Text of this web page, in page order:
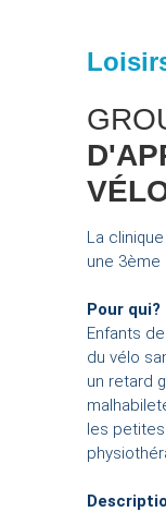
La
une
Pour qui?
Enfants
du vélo
un retard
les